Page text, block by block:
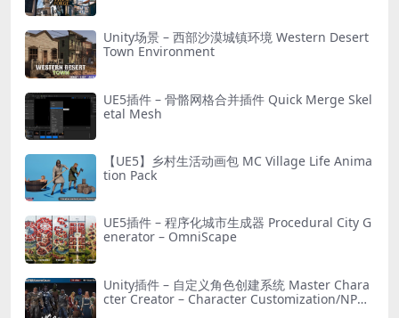
Unity场景 – 西部沙漠城镇环境 Western Desert
Town Environment
UE5插件 – 骨骼网格合并插件 Quick Merge Skel
etal Mesh
【UE5】乡村生活动画包 MC Village Life Anima
tion Pack
UE5插件 – 程序化城市生成器 Procedural City G
enerator – OmniScape
Unity插件 – 自定义角色创建系统 Master Chara
cter Creator – Character Customization/NPC